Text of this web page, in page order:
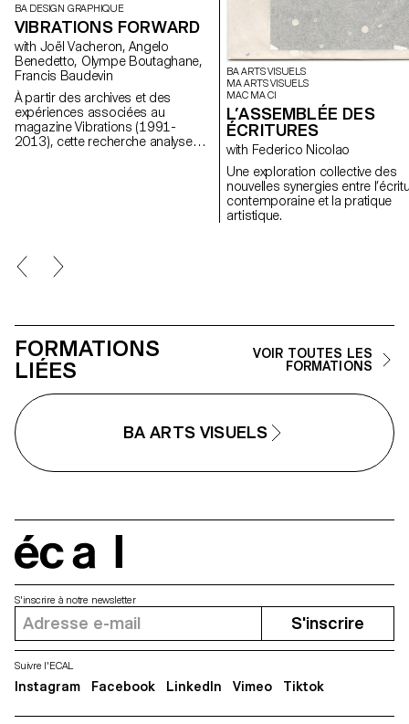
BA DESIGN GRAPHIQUE
VIBRATIONS FORWARD
with Joël Vacheron, Angelo
Benedetto, Olympe Boutaghane,
Francis Baudevin
À partir des archives et des
expériences associées au
magazine Vibrations (1991-
2013), cette recherche analyse
BA ARTS VISUELS
MA ARTS VISUELS
MAC MA CI
L’ASSEMBLÉE DES
ÉCRITURES
with Federico Nicolao
Une exploration collective des
nouvelles synergies entre
contemporaine et la pratique
artistique.
FORMATIONS
LIÉES
VOIR TOUTES LES
FORMATIONS
BA ARTS VISUELS
S'inscrire à notre newsletter
S'inscrire
Suivre l'ECAL
Instagram Facebook LinkedIn Vimeo Tiktok